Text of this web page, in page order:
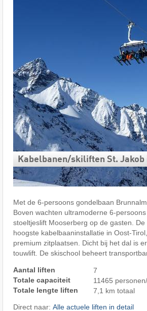
Kabelbanen/​skiliften St.
Met de 6-persoons gondelbaan
Boven wachten ultramoderne 6-
stoeltjeslift Mooserberg op de gasten.
hoogste kabelbaaninstallatie in Oost-
premium zitplaatsen. Dicht bij het dal is
touwlift. De skischool beheert
Aantal liften
7
Totale capaciteit
11465
Totale lengte liften
7,1 km totaal
Direct naar: Alle actuele liften in detail